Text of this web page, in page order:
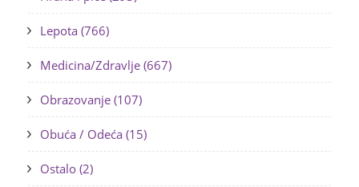
Lepota (766)
Medicina/Zdravlje (667)
Obrazovanje (107)
Obuća / Odeća (15)
Ostalo (2)